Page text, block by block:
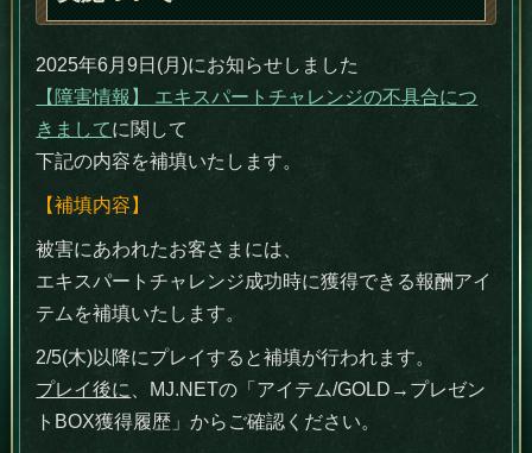
2025年6月9日(月)にお知らせしました
【障害情報】 エキスパートチャレンジの不具合につ
きましてに関して
下記の内容を補填いたします。
【補填内容】
被害にあわれたお客さまには、
エキスパートチャレンジ成功時に獲得できる報酬アイ
テムを補填いたします。
2/5(木)以降にプレイすると補填が行われます。
プレイ後に
、MJ.NETの「アイテム/GOLD→プレゼン
トBOX獲得履歴」からご確認ください。